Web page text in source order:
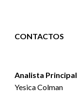
CONTACTOS
Analista Principal
Yesica Colman